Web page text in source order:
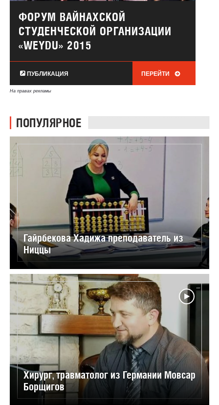
ФОРУМ ВАЙНАХСКОЙ
СТУДЕНЧЕСКОЙ ОРГАНИЗАЦИИ
«WEYDU» 2015
ПУБЛИКАЦИЯ ПЕРЕЙТИ
На правах рекламы
ПОПУЛЯРНОЕ
Гайрбекова Хадижа преподаватель из
Ниццы
Хирург, травматолог из Германии Мовсар
Борщигов